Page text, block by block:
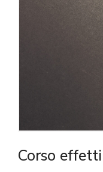
Corso